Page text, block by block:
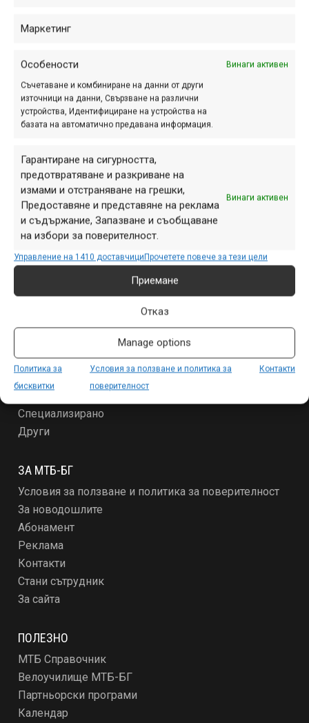
Маркетинг
Особености Винаги активен
Съчетаване и комбиниране на данни от други
източници на данни, Свързване на различни
устройства, Идентифициране на устройства на
базата на автоматично предавана информация.
Гарантиране на сигурността,
предотвратяване и разкриване на
измами и отстраняване на грешки,
Предоставяне и представяне на реклама
и съдържание, Запазване и съобщаване
на избори за поверителност.
Винаги активен
Управление на 1410 доставчициПрочетете повече за тези цели
Приемане
Отказ
Manage options
Политика за
бисквитки
Условия за ползване и политика за
поверителност
Контакти
откриване,София
Предишна
Начало
Продукти
Специализирано
Други
ЗА МТБ-БГ
Условия за ползване и политика за поверителност
За новодошлите
Абонамент
Реклама
Контакти
Стани сътрудник
За сайта
ПОЛЕЗНО
МТБ Справочник
Велоучилище МТБ-БГ
Партньорски програми
Календар